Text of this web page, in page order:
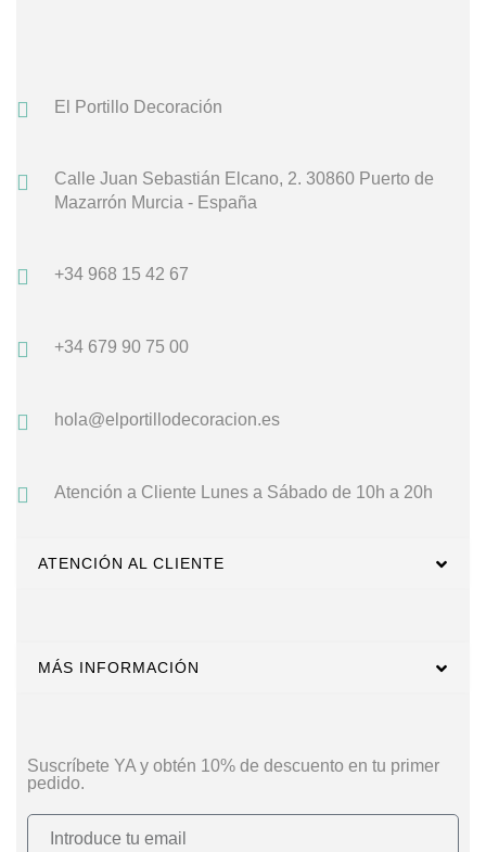
El Portillo Decoración
Calle Juan Sebastián Elcano, 2. 30860 Puerto de
Mazarrón Murcia - España
+34 968 15 42 67
+34 679 90 75 00
hola@elportillodecoracion.es
Atención a Cliente Lunes a Sábado de 10h a 20h
ATENCIÓN AL CLIENTE
MÁS INFORMACIÓN
Suscríbete YA y obtén 10% de descuento en tu primer
pedido.